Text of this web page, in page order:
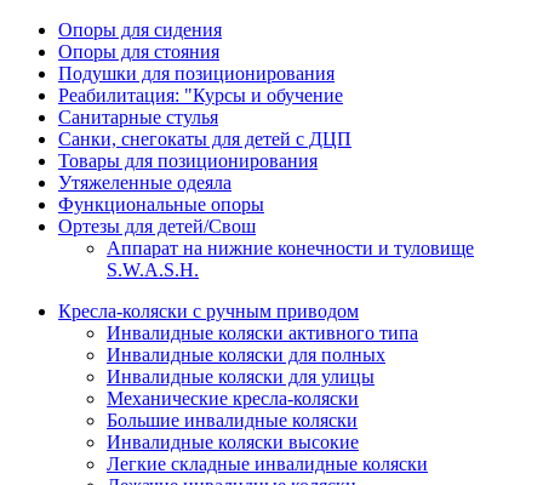
Опоры для сидения
Опоры для стояния
Подушки для позиционирования
Реабилитация: "Курсы и обучение
Санитарные стулья
Санки, снегокаты для детей с ДЦП
Товары для позиционирования
Утяжеленные одеяла
Функциональные опоры
Ортезы для детей/Свош
Аппарат на нижние конечности и туловище
S.W.A.S.H.
Кресла-коляски с ручным приводом
Инвалидные коляски активного типа
Инвалидные коляски для полных
Инвалидные коляски для улицы
Механические кресла-коляски
Большие инвалидные коляски
Инвалидные коляски высокие
Легкие складные инвалидные коляски